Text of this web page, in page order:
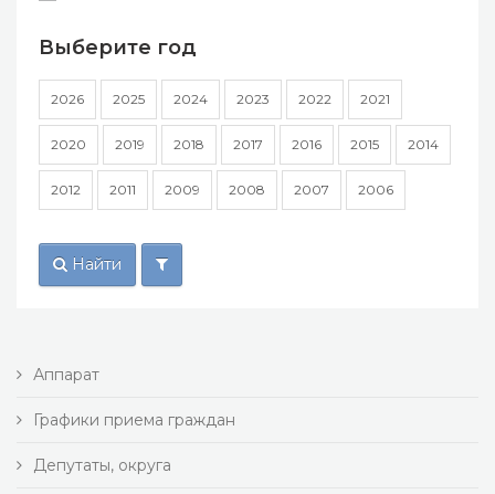
Выберите год
2026 2025 2024 2023 2022 2021
2020 2019 2018 2017 2016 2015 2014
2012 2011 2009 2008 2007 2006
Найти
Аппарат
Графики приема граждан
Депутаты, округа